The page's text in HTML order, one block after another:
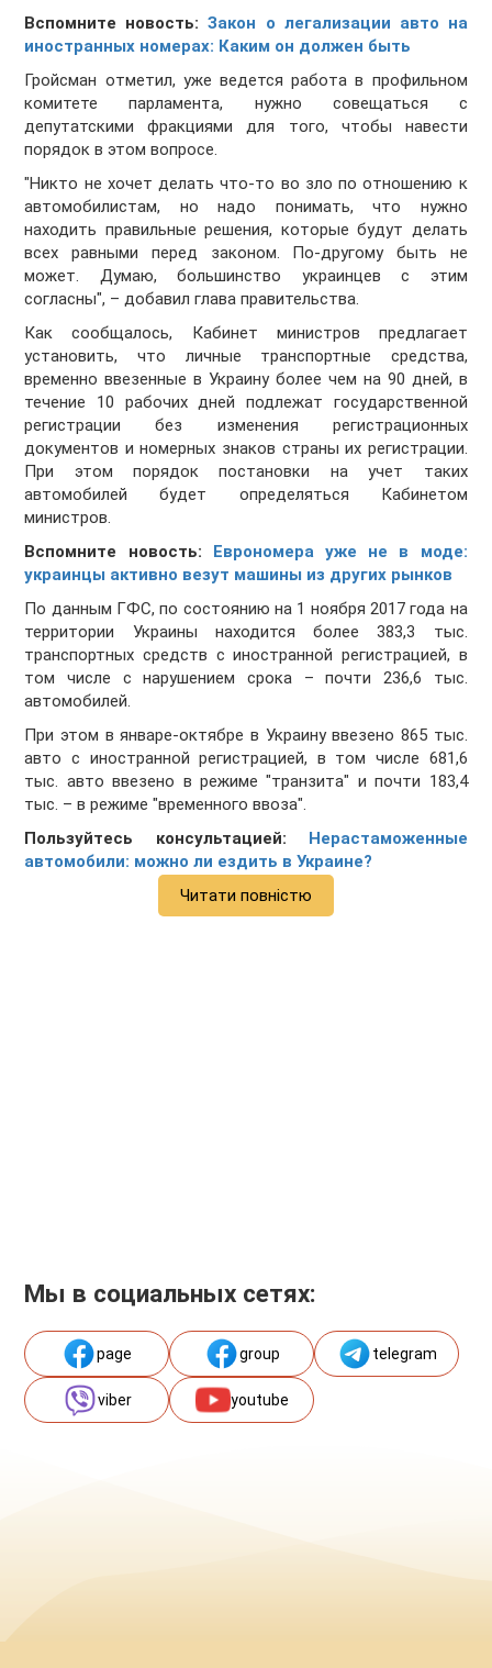
Вспомните новость:Закон о легализации авто на
иностранных номерах: Каким он должен быть
Гройсман отметил, уже ведется работа в профильном
комитете парламента, нужно совещаться с
депутатскими фракциями для того, чтобы навести
порядок в этом вопросе.
"Никто не хочет делать что-то во зло по отношению к
автомобилистам, но надо понимать, что нужно
находить правильные решения, которые будут делать
всех равными перед законом. По-другому быть не
может. Думаю, большинство украинцев с этим
согласны", – добавил глава правительства.
Как сообщалось, Кабинет министров предлагает
установить, что личные транспортные средства,
временно ввезенные в Украину более чем на 90 дней, в
течение 10 рабочих дней подлежат государственной
регистрации без изменения регистрационных
документов и номерных знаков страны их регистрации.
При этом порядок постановки на учет таких
автомобилей будет определяться Кабинетом
министров.
Вспомните новость: Еврономера уже не в моде:
украинцы активно везут машины из других рынков
По данным ГФС, по состоянию на 1 ноября 2017 года на
территории Украины находится более 383,3 тыс.
транспортных средств с иностранной регистрацией, в
том числе с нарушением срока – почти 236,6 тыс.
автомобилей.
При этом в январе-октябре в Украину ввезено 865 тыс.
авто с иностранной регистрацией, в том числе 681,6
тыс. авто ввезено в режиме "транзита" и почти 183,4
тыс. – в режиме "временного ввоза".
Пользуйтесь консультацией: Нерастаможенные
автомобили: можно ли ездить в Украине?
Читати повністю
Мы в социальных сетях:
page group telegram
viber youtube